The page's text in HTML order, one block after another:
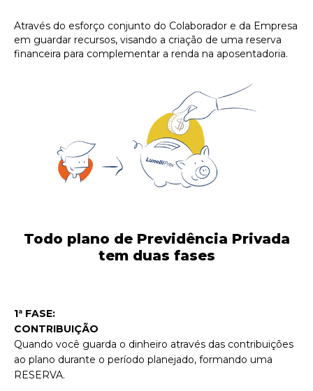
Através do esforço conjunto do Colaborador e da Empresa
em guardar recursos, visando a criação de uma reserva
financeira para complementar a renda na aposentadoria.
Todo plano de Previdência Privada
tem duas fases
1ª FASE:
CONTRIBUIÇÃO
Quando você guarda o dinheiro através das contribuições
ao plano durante o período planejado, formando uma
RESERVA.